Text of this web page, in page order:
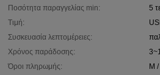
Ποσότητα παραγγελίας min:
5
Τιμή:
Συσκευασία λεπτομέρειες:
Χρόνος παράδοσης:
Όροι πληρωμής:
Μ /